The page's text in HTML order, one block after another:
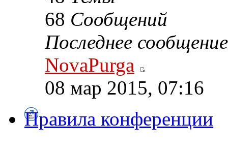
68 Сообщений
Последнее сообщение
NovaPurga
08 мар 2015, 07:16
Правила конференции